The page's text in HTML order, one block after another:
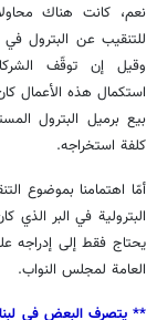
نعم، كانت هناك
للتنقيب عن البترول في
وقيل إن توقّف
استكمال هذه الأعمال
بيع برميل البترول
كلفة استخراجه.
أمّا اهتمامنا بموضوع
البترولية في البر الذي
يحتاج فقط إلى إدراجه
العامة لمجلس النواب.
** يتصرف البعض في